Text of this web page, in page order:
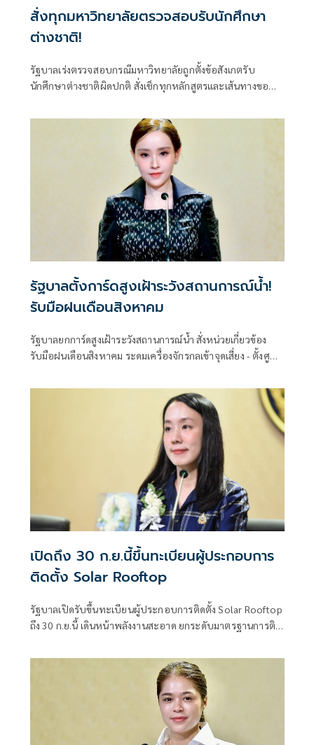
สั่งทุกมหาวิทยาลัยตรวจสอบรับนักศึกษา
ต่างชาติ!
รัฐบาลเร่งตรวจสอบกรณีมหาวิทยาลัยถูกตั้งข้อสังเกตรับ
นักศึกษาต่างชาติผิดปกติ สั่งเช็กทุกหลักสูตรและเส้นทางขอ
ผิดดำเนินการตามกฎหมายทันที
รัฐบาลตั้งการ์ดสูงเฝ้าระวังสถานการณ์น้ำ!
รับมือฝนเดือนสิงหาคม
รัฐบาลยกการ์ดสูงเฝ้าระวังสถานการณ์น้ำ สั่งหน่วยเกี่ยวข้อง
รับมือฝนเดือนสิงหาคม ระดมเครื่องจักรกลเข้าจุดเสี่ยง - ตั้งศูนย์
เปิดถึง 30 ก.ย.นี้ขึ้นทะเบียนผู้ประกอบการ
ติดตั้ง Solar Rooftop
รัฐบาลเปิดรับขึ้นทะเบียนผู้ประกอบการติดตั้ง Solar Rooftop
ถึง 30 ก.ย.นี้ เดินหน้าพลังงานสะอาด ยกระดับมาตรฐานการติด